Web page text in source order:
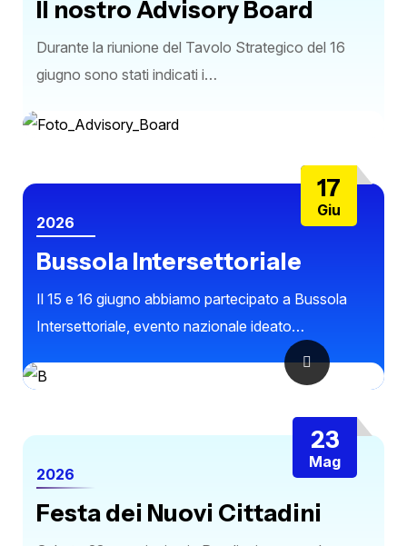
Il nostro Advisory Board
Durante la riunione del Tavolo Strategico del 16
giugno sono stati indicati i…
17
Giu
2026
Bussola Intersettoriale
Il 15 e 16 giugno abbiamo partecipato a Bussola
Intersettoriale, evento nazionale ideato…
23
Mag
2026
Festa dei Nuovi Cittadini